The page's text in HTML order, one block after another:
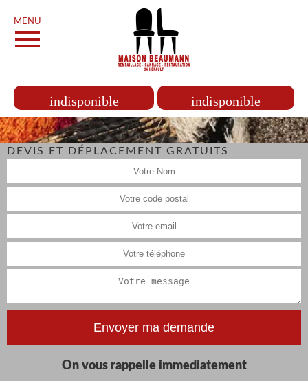
MENU
indisponible indisponible
DEVIS ET DÉPLACEMENT GRATUITS
On vous rappelle immediatement